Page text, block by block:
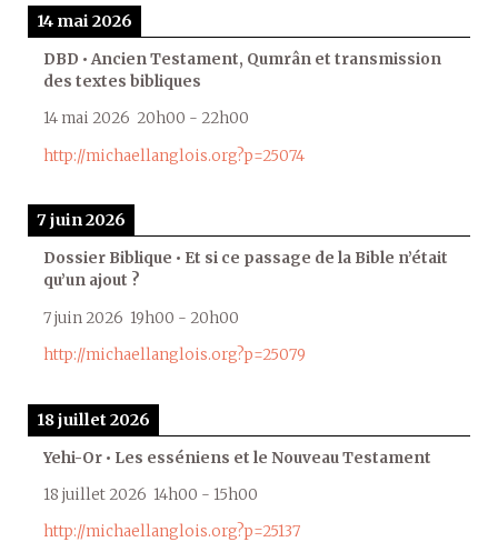
14 mai 2026
DBD • Ancien Testament, Qumrân et transmission
des textes bibliques
14 mai 2026 20h00 - 22h00
http://michaellanglois.org?p=25074
7 juin 2026
Dossier Biblique • Et si ce passage de la Bible n’était
qu’un ajout ?
7 juin 2026 19h00 - 20h00
http://michaellanglois.org?p=25079
18 juillet 2026
Yehi-Or • Les esséniens et le Nouveau Testament
18 juillet 2026 14h00 - 15h00
http://michaellanglois.org?p=25137